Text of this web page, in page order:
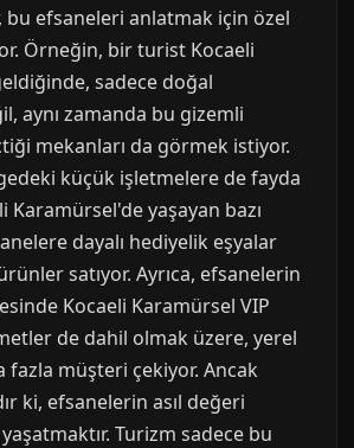
bu efsaneleri anlatmak için özel
Örneğin, bir turist Kocaeli
sadece doğal
aynı zamanda bu gizemli
mekanları da görmek istiyor.
küçük işletmelere de fayda
Karamürsel'de yaşayan bazı
dayalı hediyelik eşyalar
satıyor. Ayrıca, efsanelerin
Kocaeli Karamürsel VIP
de dahil olmak üzere, yerel
fazla müşteri çekiyor. Ancak
ki, efsanelerin asıl değeri
Turizm sadece bu